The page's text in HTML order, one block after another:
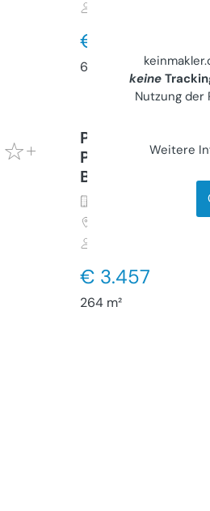
€ 1.075
62 m²
Provisionsfreie :
Pension mit
€ 3.457
264 m²
keine
Nutzung der
Weitere